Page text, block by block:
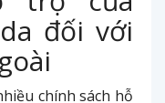
đối với
chính sách hỗ